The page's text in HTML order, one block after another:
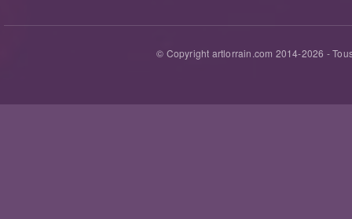
© Copyright artlorrain.com 2014-2026 -